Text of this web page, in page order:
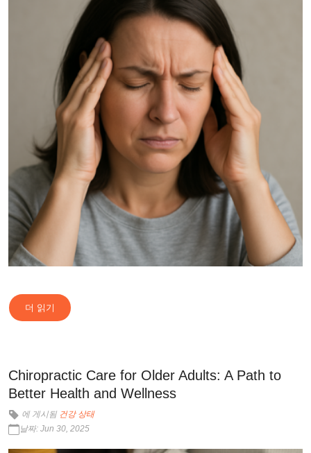
더 읽기
Chiropractic Care for Older Adults: A Path to
Better Health and Wellness
에 게시됨 건강 상태
날짜: Jun 30, 2025